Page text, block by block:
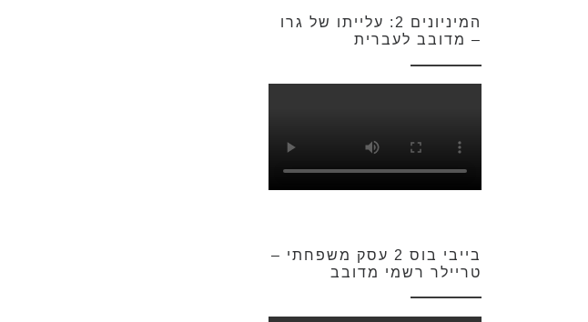
המיניונים 2: עלייתו של גרו
– מדובב לעברית
בייבי בוס 2 עסק משפחתי –
טריילר רשמי מדובב